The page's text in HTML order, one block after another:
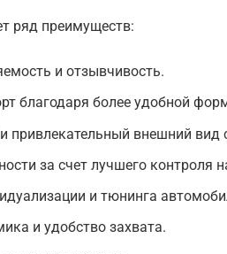
ряд преимуществ:
и отзывчивость.
благодаря более удобной
привлекательный внешний вид
за счет лучшего контроля
и тюнинга
и удобство захвата.